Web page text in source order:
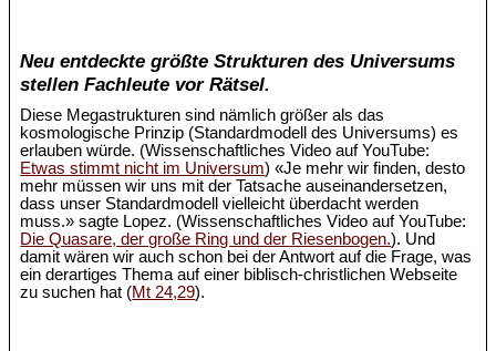
Neu entdeckte größte Strukturen des Universums
stellen Fachleute vor Rätsel.
Diese Megastrukturen sind nämlich größer als das
kosmologische Prinzip (Standardmodell des Universums) es
erlauben würde. (Wissenschaftliches Video auf YouTube:
Etwas stimmt nicht im Universum) «Je mehr wir finden, desto
mehr müssen wir uns mit der Tatsache auseinandersetzen,
dass unser Standardmodell vielleicht überdacht werden
muss.» sagte Lopez. (Wissenschaftliches Video auf YouTube:
Die Quasare, der große Ring und der Riesenbogen.). Und
damit wären wir auch schon bei der Antwort auf die Frage, was
ein derartiges Thema auf einer biblisch-christlichen Webseite
zu suchen hat (Mt 24,29).